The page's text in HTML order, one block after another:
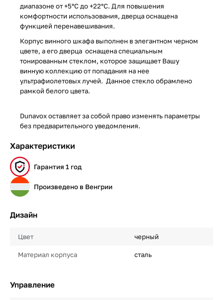
диапазоне от +5°C до +22°C. Для повышения
комфортности использования, дверца оснащена
функцией перенавешивания.
Корпус винного шкафа выполнен в элегантном черном
цвете, а его дверца оснащена специальным
тонированным стеклом, которое защищает Вашу
винную коллекцию от попадания на нее
ультрафиолетовых лучей. Данное стекло обрамлено
рамкой белого цвета.
Dunavox оставляет за собой право изменять параметры
без предварительного уведомления.
Характеристики
Гарантия 1 год
Произведено в Венгрии
Дизайн
Цвет черный
Материал корпуса сталь
Управление